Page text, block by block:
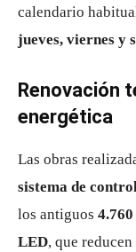
calendario
jueves, viernes y
Renovación
energética
Las obras
sistema de
los antiguos
LED, que